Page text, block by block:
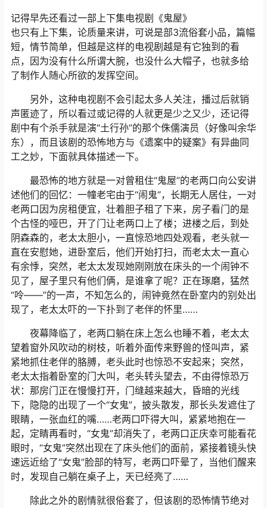
记得早先还看过一部上下集电视剧《鬼屋》
也只有上下集，论质量来讲，可说是部3流俗套小品，篇幅
短，情节简单，但越是这样的电视剧越是有它独到的看
点，因为没有什么所谓大腕，也没什么大帽子，也就多给
了制作人随心所欲的发挥空间。
另外，这种电视剧不会引起太多人关注，播过后就销
声匿迹了，所以看过或记得的人就更是少之又少，还记得
剧中有个杀手就是演“土行孙”的那个侏儒演员（好像叫余华
东），而且该剧的恐怖地方与《遗案中的疑案》有异曲同
工之妙，下面就具体描述一下。
最恐怖的地方就是一对曾租住“鬼屋”的老两口向公安讲
述他们的回忆：一幢老宅由于“闹鬼”，长期无人居住，一对
老两口因为房租便宜，壮着胆子租了下来，房子看门的是
个古怪的哑巴，开了门让老两口上了楼；进楼之后，到处
阴森森的，老太太胆小，一直惊恐地四处观看，老头就一
直在安慰她，进卧室后，他们开始打扫，而老太太一直心
有余悸，突然，老太太发现她刚刚放在床头的一个闹钟不
见了，屋子里只有他们俩，是谁拿了呢？正在琢磨，猛然
“呤——”的一声，不知怎么的，闹钟竟然在卧室内的别处出
现了，老太太吓的一下扑到了老伴的怀里……
夜幕降临了，老两口躺在床上怎么也睡不着，老太太
望着窗外风吹动的树枝，听着外面传来野兽的怪叫声，紧
紧地抓住老伴的胳膊，老头此时也惊恐不安起来；突然，
老太太指着卧室的门大叫，老头转头望去，不由得惊恐万
状：那房门正在慢慢打开，门缝越来越大，昏暗的光线
下，隐隐的出现了一个“女鬼”，披头散发，那长头发遮住了
眼睛，一张血红的嘴……老两口吓得大叫，紧紧地抱在一
起，定睛再看时，“女鬼”却消失了，老两口正庆幸可能看花
眼时，“女鬼”突然出现在了床头他们的面前，紧接着镜头快
速远近给了“女鬼”脸部的特写，老两口吓晕了，当他们醒来
时，发现自己躺在桌子上，天已经亮了……
除此之外的剧情就很俗套了，但该剧的恐怖情节绝对